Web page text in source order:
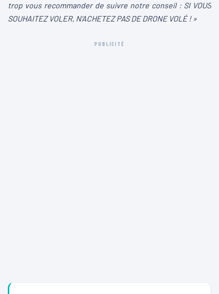
trop vous recommander de suivre notre conseil : SI VOUS
SOUHAITEZ VOLER, N’ACHETEZ PAS DE DRONE VOLÉ ! »
PUBLICITÉ